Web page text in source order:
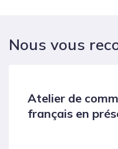
Nous vous
Atelier de
français en